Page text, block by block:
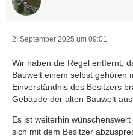
2. September 2025 um 09:01
Wir haben die Regel entfernt,
Bauwelt einem selbst gehören
Einverständnis des Besitzers
Gebäude der alten Bauwelt
Es ist weiterhin
sich mit dem Besitzer